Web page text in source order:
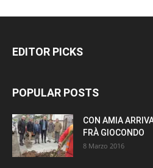
EDITOR PICKS
POPULAR POSTS
CON AMIA
FRÀ GIOCONDO
8 Marzo 2016